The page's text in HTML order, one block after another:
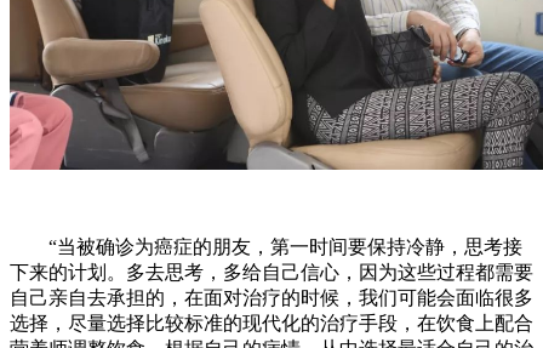
“当被确诊为癌症的朋友，第一时间要保持冷静，思考接
下来的计划。多去思考，多给自己信心，因为这些过程都需要
自己亲自去承担的，在面对治疗的时候，我们可能会面临很多
选择，尽量选择比较标准的现代化的治疗手段，在饮食上配合